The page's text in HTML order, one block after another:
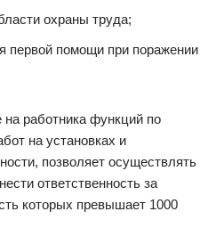
охраны труда;
первой помощи при поражении
работника функций по
на установках и
позволяет осуществлять
ответственность за
которых превышает 1000